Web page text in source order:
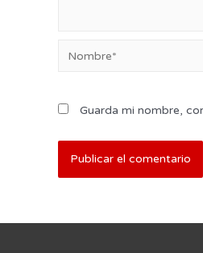
Guarda mi nombre,